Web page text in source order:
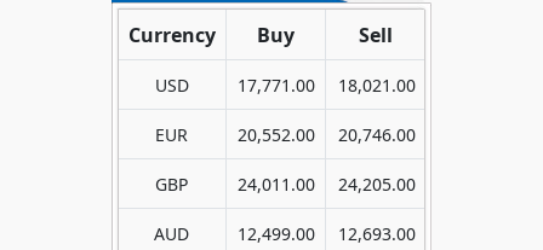
Currency Buy Sell
USD 17,771.00 18,021.00
EUR 20,552.00 20,746.00
GBP 24,011.00 24,205.00
AUD 12,499.00 12,693.00